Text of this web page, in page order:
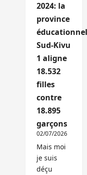
2024: la
province
Sud-Kivu
1 aligne
18.532
filles
contre
18.895
garçons
02/07/2026
Mais moi
je suis
déçu